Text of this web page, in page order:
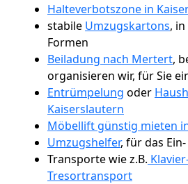
Halteverbotszone in
stabile Umzugskartons,
Formen
Beiladung nach Mertert,
organisieren wir, für Sie
Entrümpelung oder
Kaiserslautern
Möbellift günstig mieten
Umzugshelfer, für das
Transporte wie z.B.
Tresortransport